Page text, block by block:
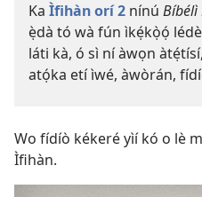
Ka Ìfihàn orí 2 nínú Bíbélì
ẹ̀dà tó wà fún ìkẹ́kọ̀ọ́
láti kà, ó sì ní àwọn
atọ́ka etí ìwé, àwòrán,
Wo fídíò kékeré yìí kó o lè
Ìfihàn.